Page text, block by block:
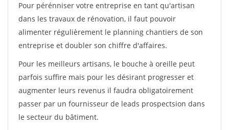
Pour pérénniser votre entreprise en tant qu'artisan
dans les travaux de rénovation, il faut pouvoir
alimenter régulièrement le planning chantiers de son
entreprise et doubler son chiffre d'affaires.
Pour les meilleurs artisans, le bouche à oreille peut
parfois suffire mais pour les désirant progresser et
augmenter leurs revenus il faudra obligatoirement
passer par un fournisseur de leads prospectsion dans
le secteur du bâtiment.